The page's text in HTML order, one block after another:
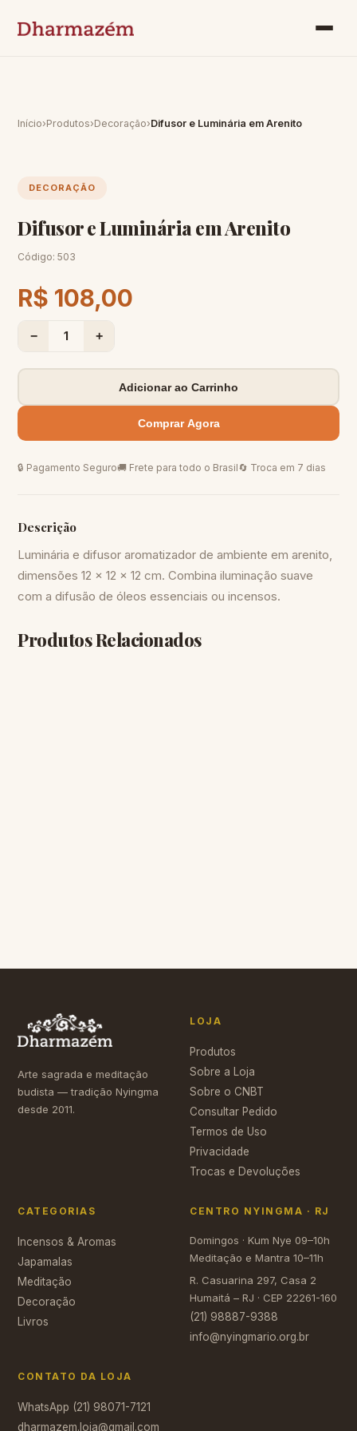
Início›Produtos›Decoração›Difusor e Luminária em Arenito
DECORAÇÃO
Difusor e Luminária em Arenito
Código:503
R$ 108,00
− 1 +
Adicionar ao Carrinho
Comprar Agora
🔒 Pagamento Seguro🚚 Frete para todo o Brasil🔄 Troca em 7 dias
Descrição
Luminária e difusor aromatizador de ambiente em arenito,
dimensões 12 x 12 x 12 cm. Combina iluminação suave
com a difusão de óleos essenciais ou incensos.
Produtos Relacionados
Arte sagrada e meditação
budista — tradição Nyingma
desde 2011.
LOJA
Produtos
Sobre a Loja
Sobre o CNBT
Consultar Pedido
Termos de Uso
Privacidade
Trocas e Devoluções
CATEGORIAS
Incensos & Aromas
Japamalas
Meditação
Decoração
Livros
CENTRO NYINGMA · RJ
Domingos · Kum Nye 09–10h
Meditação e Mantra 10–11h
R. Casuarina 297, Casa 2
Humaitá – RJ · CEP 22261-160
(21) 98887-9388
info@nyingmario.org.br
CONTATO DA LOJA
WhatsApp (21) 98071-7121
dharmazem.loja@gmail.com